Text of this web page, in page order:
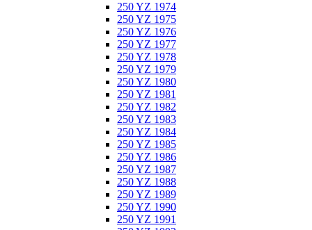
250 YZ 1974
250 YZ 1975
250 YZ 1976
250 YZ 1977
250 YZ 1978
250 YZ 1979
250 YZ 1980
250 YZ 1981
250 YZ 1982
250 YZ 1983
250 YZ 1984
250 YZ 1985
250 YZ 1986
250 YZ 1987
250 YZ 1988
250 YZ 1989
250 YZ 1990
250 YZ 1991